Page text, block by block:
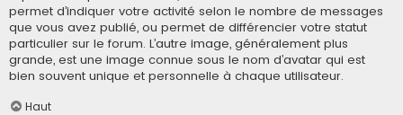
permet d’indiquer votre activité selon le nombre de messages
que vous avez publié, ou permet de différencier votre statut
particulier sur le forum. L’autre image, généralement plus
grande, est une image connue sous le nom d’avatar qui est
bien souvent unique et personnelle à chaque utilisateur.
Haut